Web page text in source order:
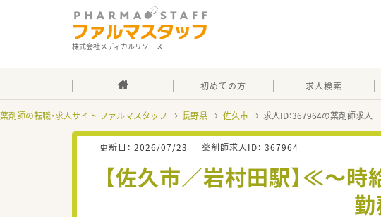
株式会社メディカルリソース
初めての方 求人検索
薬剤師の転職・求人サイト ファルマスタッフ 長野県 佐久市 求人ID：367964の薬剤師求人
更新日： 2026/07/23 薬剤師求人ID： 367964
【佐久市／岩村田駅】≪～